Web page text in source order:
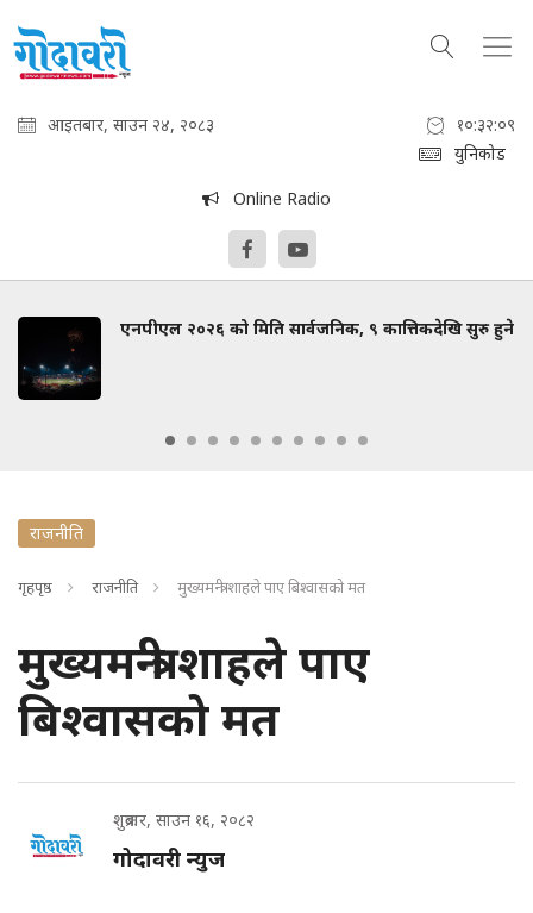
आइतबार, साउन २४, २०८३
१०:३२:१०
युनिकोड
Online Radio
एनपीएल २०२६ को मिति सार्वजनिक, ९ कात्तिकदेखि सुरु हुने
राजनीति
गृहपृष्ठ राजनीति मुख्यमन्त्री शाहले पाए बिश्वासको मत
मुख्यमन्त्री शाहले पाए
बिश्वासको मत
शुक्रबार, साउन १६, २०८२
गोदावरी न्युज